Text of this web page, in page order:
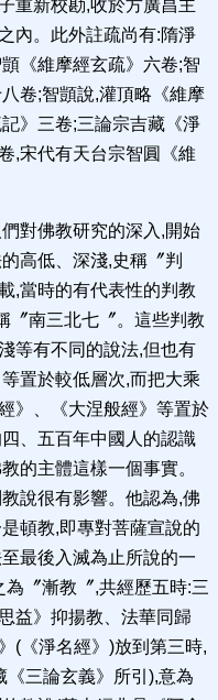
重新校勘,收於方廣昌主
內。此外註疏尚有:隋淨
《維摩經玄疏》六卷;智
卷;智顗說,灌頂略《維摩
》三卷;三論宗吉藏《淨
,宋代有天台宗智圓《維
對佛教研究的深入,開始
高低、深淺,史稱〞判
,當時的有代表性的判教
〞南三北七〞。這些判教
等有不同的說法,但也有
置於較低層次,而把大乘
》、《大涅般經》等置於
、五百年中國人的認識
的主體這樣一個事實。
說很有影響。他認為,佛
頓教,即專對菩薩宣說的
最後入滅為止所說的一
〞漸教〞,共經歷五時:三
益》抑揚教、法華同歸
(《淨名經》)放到第三時,
三論玄義》所引),意為